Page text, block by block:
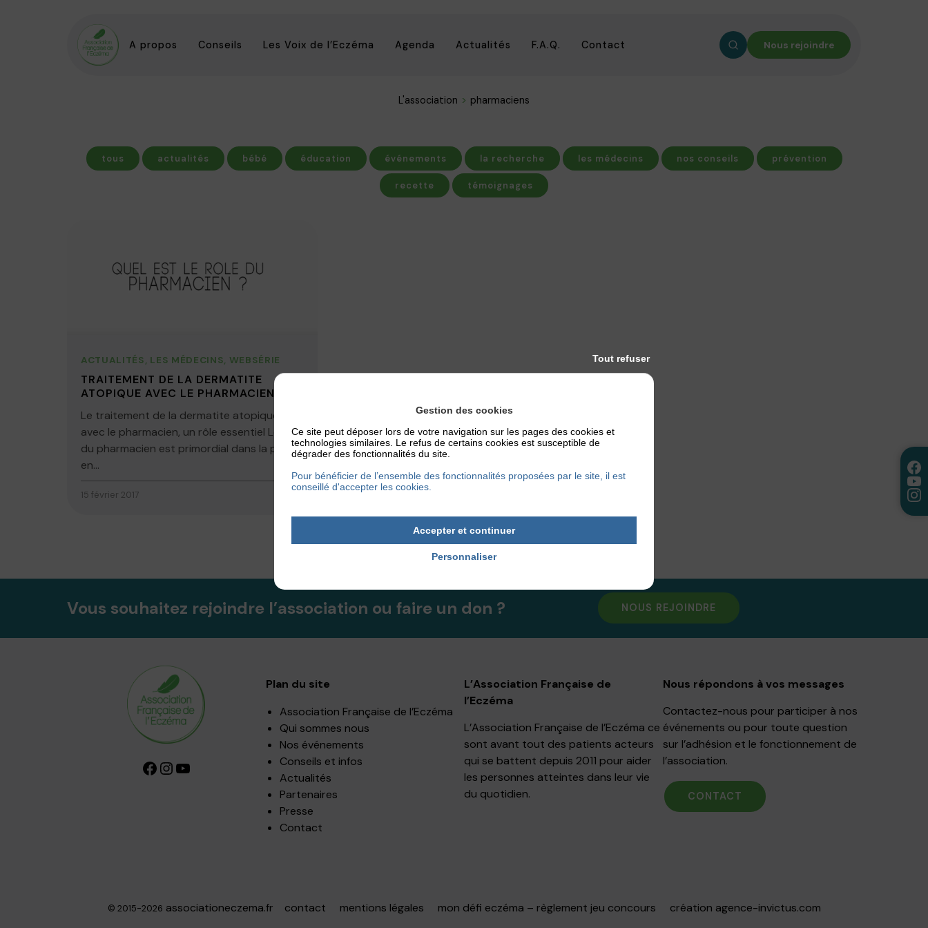
A propos Conseils Les Voix de l’Eczéma Agenda Actualités F.A.Q. Contact Nous rejoindre
L'association pharmaciens
tous actualités bébé éducation événements la recherche les médecins nos conseils prévention
recette témoignages
ACTUALITÉS, LES MÉDECINS, WEBSÉRIE
TRAITEMENT DE LA DERMATITE
ATOPIQUE AVEC LE PHARMACIEN
Le traitement de la dermatite atopique
avec le pharmacien, un rôle essentiel Le rôle
du pharmacien est primordial dans la prise
en...
15 février 2017
Vous souhaitez rejoindre l’association ou faire un don ? NOUS REJOINDRE
Facebook Instagram YouTube
Plan du site
Association Française de l’Eczéma
Qui sommes nous
Nos événements
Conseils et infos
Actualités
Partenaires
Presse
Contact
L’Association Française de
l’Eczéma
L’Association Française de l’Eczéma ce
sont avant tout des patients acteurs
qui se battent depuis 2011 pour aider
les personnes atteintes dans leur vie
du quotidien.
Nous répondons à vos messages
Contactez-nous pour participer à nos
événements ou pour toute question
sur l’adhésion et le fonctionnement de
l’association.
CONTACT
© 2015-2026 associationeczema.fr contact mentions légales mon défi eczéma – règlement jeu concours création agence-invictus.com
Gestion des cookies
Ce site peut déposer lors de votre navigation sur les pages des cookies et
technologies similaires. Le refus de certains cookies est susceptible de
dégrader des fonctionnalités du site.
Pour bénéficier de l’ensemble des fonctionnalités proposées par le site, il est
conseillé d'accepter les cookies.
Accepter et continuer
Tout refuser
Personnaliser